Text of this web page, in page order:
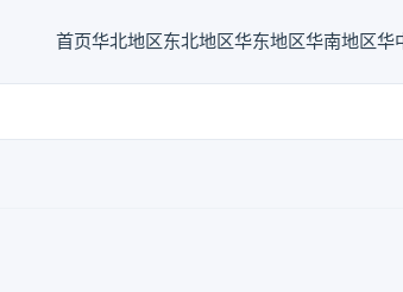
首页华北地区东北地区华东地区华南地区华